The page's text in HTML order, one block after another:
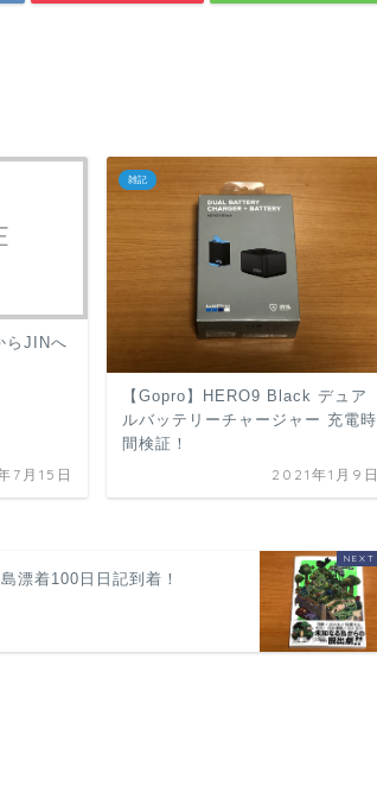
らJINへ
7月15日
雑記
【Gopro】HERO9 Black デュア
ルバッテリーチャージャー 充電時
間検証！
2021年1月9日
漂着100日日記到着！